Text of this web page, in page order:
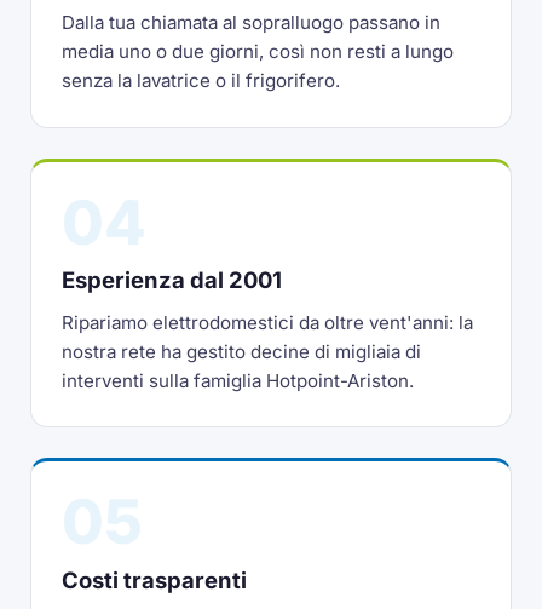
Dalla tua chiamata al sopralluogo passano in
media uno o due giorni, così non resti a lungo
senza la lavatrice o il frigorifero.
Esperienza dal 2001
Ripariamo elettrodomestici da oltre vent'anni: la
nostra rete ha gestito decine di migliaia di
interventi sulla famiglia Hotpoint-Ariston.
Costi trasparenti